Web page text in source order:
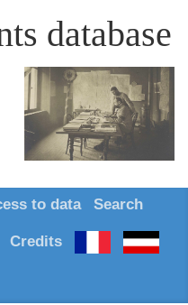
database
to data Search
Credits